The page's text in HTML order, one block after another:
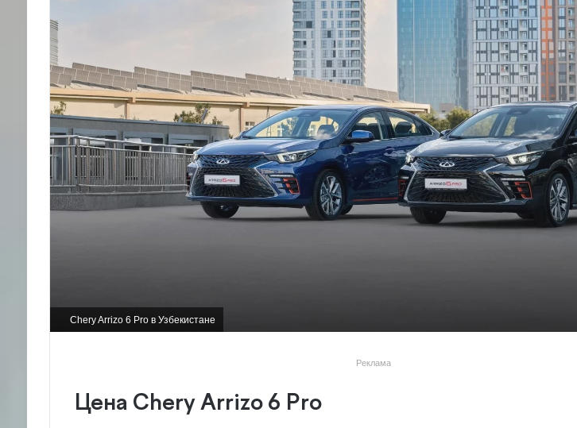
Chery Arrizo 6 Pro в Узбекистане
Реклама
Цена Chery Arrizo 6 Pro